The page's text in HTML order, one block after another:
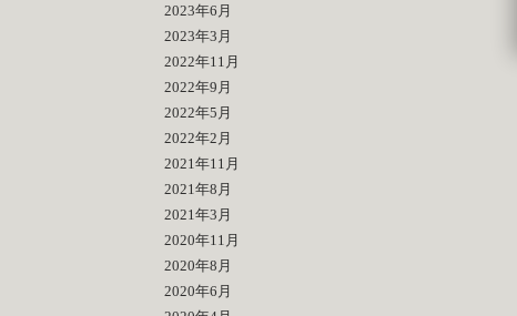
2023年6月
2023年3月
2022年11月
2022年9月
2022年5月
2022年2月
2021年11月
2021年8月
2021年3月
2020年11月
2020年8月
2020年6月